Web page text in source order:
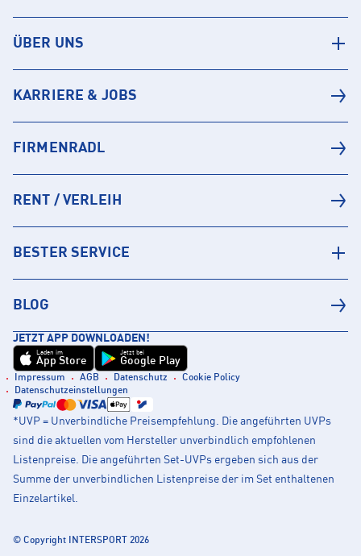
ÜBER UNS
KARRIERE & JOBS
FIRMENRADL
RENT / VERLEIH
BESTER SERVICE
BLOG
JETZT APP DOWNLOADEN!
Laden im
App Store
Jetzt bei
Google Play
Impressum AGB Datenschutz
Cookie Policy
Datenschutzeinstellungen
*UVP = Unverbindliche Preisempfehlung. Die angeführten UVPs
sind die aktuellen vom Hersteller unverbindlich empfohlenen
Listenpreise. Die angeführten Set-UVPs ergeben sich aus der
Summe der unverbindlichen Listenpreise der im Set enthaltenen
Einzelartikel.
© Copyright INTERSPORT 2026